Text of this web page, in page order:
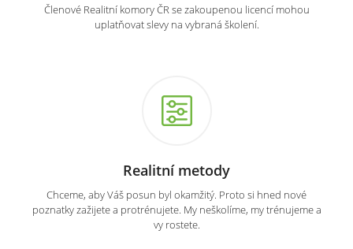
Členové Realitní komory ČR se zakoupenou licencí mohou
uplatňovat slevy na vybraná školení.
Realitní metody
Chceme, aby Váš posun byl okamžitý. Proto si hned nové
poznatky zažijete a protrénujete. My neškolíme, my trénujeme a
vy rostete.